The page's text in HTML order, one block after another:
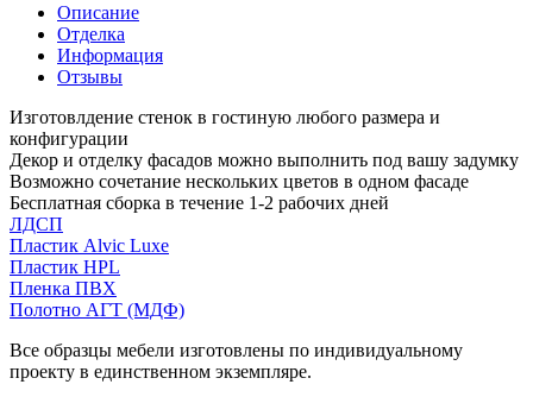
Описание
Отделка
Информация
Отзывы
Изготовлдение стенок в гостиную любого размера и
конфигурации
Декор и отделку фасадов можно выполнить под вашу задумку
Возможно сочетание нескольких цветов в одном фасаде
Бесплатная сборка в течение 1-2 рабочих дней
ЛДСП
Пластик Alvic Luxe
Пластик HPL
Пленка ПВХ
Полотно АГТ (МДФ)
Все образцы мебели изготовлены по индивидуальному
проекту в единственном экземпляре.